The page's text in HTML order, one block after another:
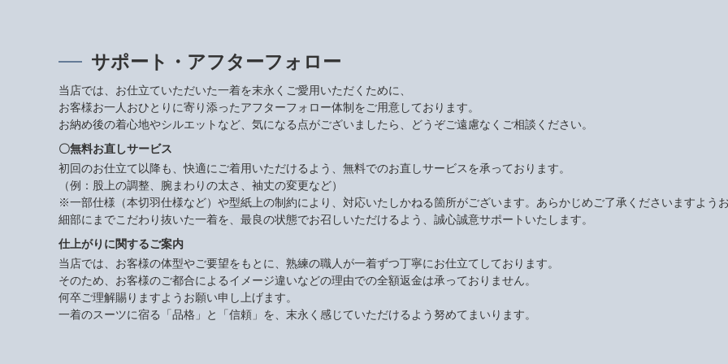
サポート・アフターフォロー
当店では、お仕立ていただいた一着を末永くご愛用いただくために、
お客様お一人おひとりに寄り添ったアフターフォロー体制をご用意しております。
お納め後の着心地やシルエットなど、気になる点がございましたら、どうぞご遠慮なくご相談ください。
〇無料お直しサービス
初回のお仕立て以降も、快適にご着用いただけるよう、無料でのお直しサービスを承っております。
（例：股上の調整、腕まわりの太さ、袖丈の変更など）
※一部仕様（本切羽仕様など）や型紙上の制約により、対応いたしかねる箇所がございます。あらかじめご了承くださいますようお
細部にまでこだわり抜いた一着を、最良の状態でお召しいただけるよう、誠心誠意サポートいたします。
仕上がりに関するご案内
当店では、お客様の体型やご要望をもとに、熟練の職人が一着ずつ丁寧にお仕立てしております。
そのため、お客様のご都合によるイメージ違いなどの理由での全額返金は承っておりません。
何卒ご理解賜りますようお願い申し上げます。
一着のスーツに宿る「品格」と「信頼」を、末永く感じていただけるよう努めてまいります。